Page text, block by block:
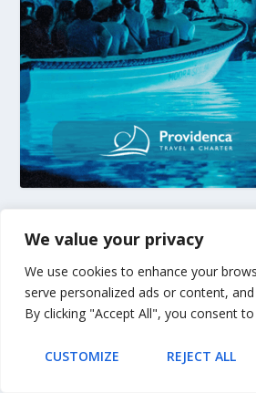
We value your privacy
We use cookies to enhance your
serve personalized ads or content,
By clicking "Accept All", you consent
CUSTOMIZE REJECT ALL
NAJNOVIJE
Avionske palete kao nevidljivi dio
Domaća proizvodnja drvene
važniju ulogu – Fagus palete i